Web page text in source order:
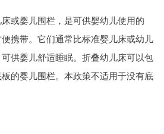
或婴儿围栏，是可供婴幼儿使用的
携带。它们通常比标准婴儿床或幼儿
供婴儿舒适睡眠。折叠幼儿床可以包
的婴儿围栏。本政策不适用于没有底